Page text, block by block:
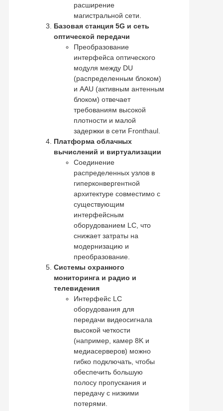
расширение
магистральной сети.
Базовая станция 5G и сеть
оптической передачи
Преобразование
интерфейса оптического
модуля между DU
(распределенным блоком)
и AAU (активным антенным
блоком) отвечает
требованиям высокой
плотности и малой
задержки в сети Fronthaul.
Платформа облачных
вычислений и виртуализации
Соединение
распределенных узлов в
гиперконвергентной
архитектуре совместимо с
существующим
интерфейсным
оборудованием LC, что
снижает затраты на
модернизацию и
преобразование.
Системы охранного
мониторинга и радио и
телевидения
Интерфейс LC
оборудования для
передачи видеосигнала
высокой четкости
(например, камер 8K и
медиасерверов) можно
гибко подключать, чтобы
обеспечить большую
полосу пропускания и
передачу с низкими
потерями.